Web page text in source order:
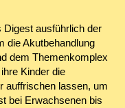
ausführlich der
die Akutbehandlung
dem Themenkomplex
Kinder die
auffrischen lassen, um
bei Erwachsenen bis